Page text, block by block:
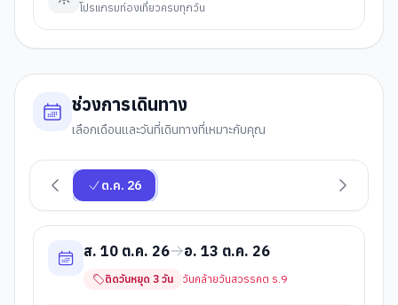
โปรแกรมท่องเที่ยวครบทุกวัน
ช่วงการเดินทาง
เลือกเดือนและวันที่เดินทางที่เหมาะกับคุณ
ต.ค. 26
ส. 10 ต.ค. 26 อ. 13 ต.ค. 26
ติดวันหยุด 3 วัน วันคล้ายวันสวรรคต ร.9